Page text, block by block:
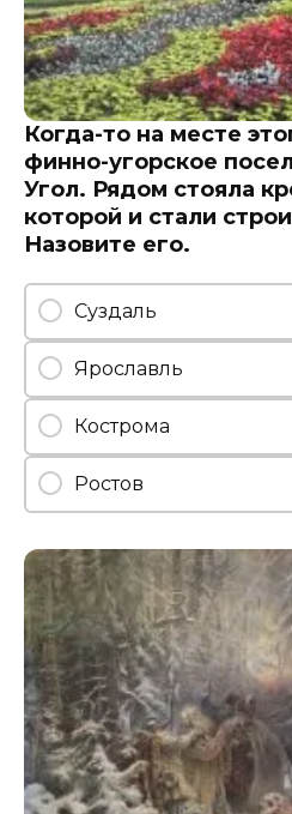
Когда-то на месте
финно-угорское
Угол. Рядом стояла
которой и стали
Назовите его.
Суздаль
Ярославль
Кострома
Ростов